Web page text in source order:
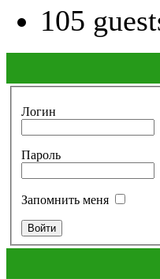
105
Логин
Пароль
Запомнить меня